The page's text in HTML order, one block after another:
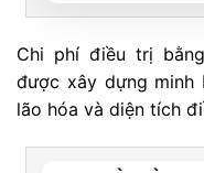
Chi phí điều trị
được xây dựng
lão hóa và diện tích